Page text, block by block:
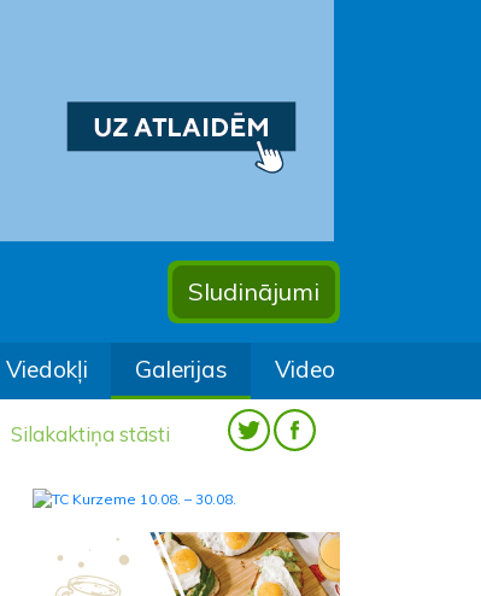
Sludinājumi
Viedokļi Galerijas Video
Silakaktiņa stāsti